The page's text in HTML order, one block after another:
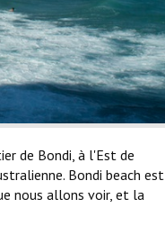
de Bondi, à l'Est de
Bondi beach est
nous allons voir, et la